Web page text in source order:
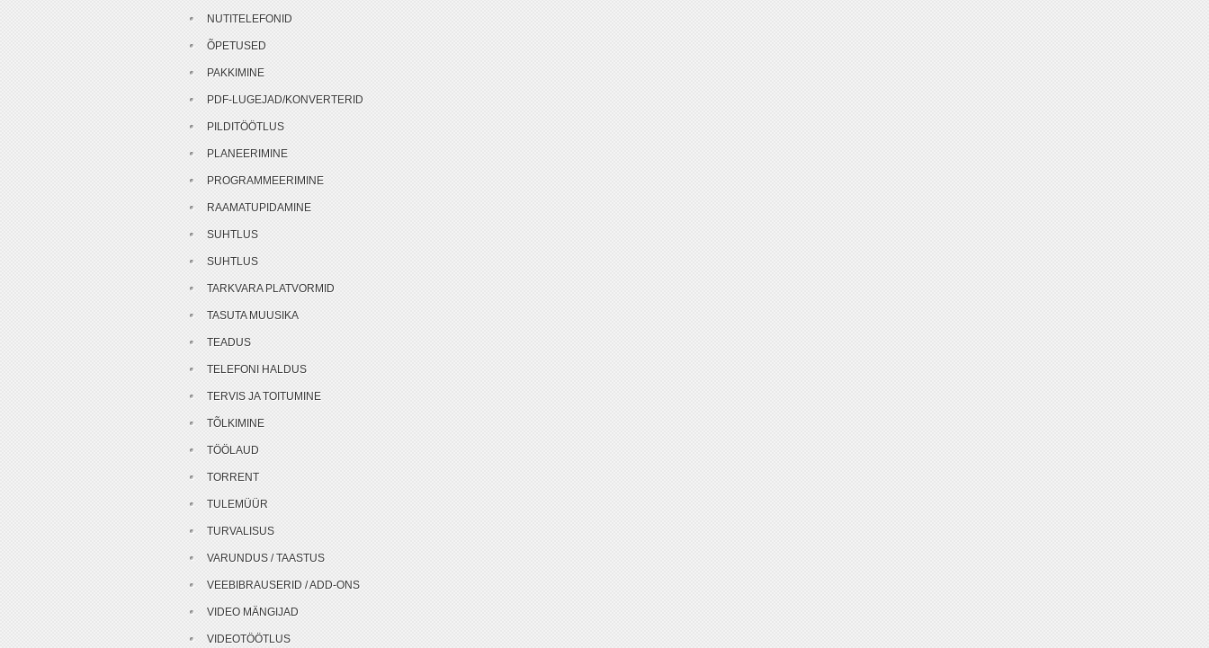
NUTITELEFONID
ÕPETUSED
PAKKIMINE
PDF-LUGEJAD/KONVERTERID
PILDITÖÖTLUS
PLANEERIMINE
PROGRAMMEERIMINE
RAAMATUPIDAMINE
SUHTLUS
SUHTLUS
TARKVARA PLATVORMID
TASUTA MUUSIKA
TEADUS
TELEFONI HALDUS
TERVIS JA TOITUMINE
TÕLKIMINE
TÖÖLAUD
TORRENT
TULEMÜÜR
TURVALISUS
VARUNDUS / TAASTUS
VEEBIBRAUSERID / ADD-ONS
VIDEO MÄNGIJAD
VIDEOTÖÖTLUS